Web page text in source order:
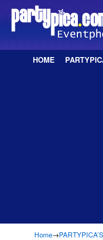
HOME
Home→PARTYPICA’S